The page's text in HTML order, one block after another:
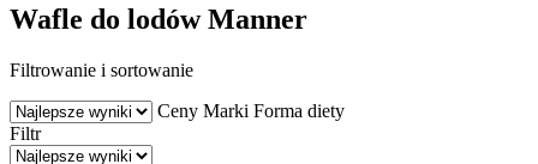
Wafle do lodów Manner
Filtrowanie i sortowanie
Ceny Marki Forma diety
Filtr